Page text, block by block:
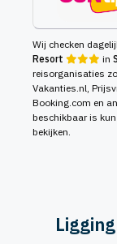
Wij checken
Resort
in
reisorganisaties
Vakanties.nl,
Booking.com en
beschikbaar is
bekijken.